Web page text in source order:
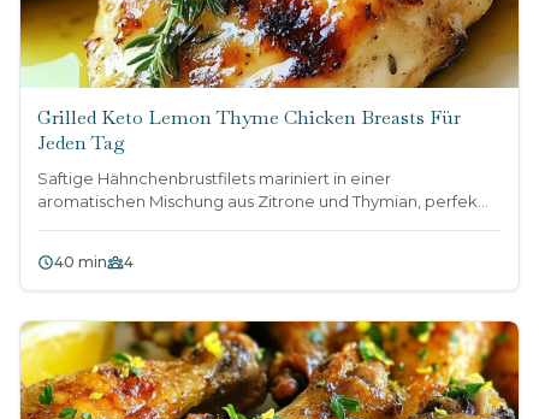
Grilled Keto Lemon Thyme Chicken Breasts Für
Jeden Tag
Saftige Hähnchenbrustfilets mariniert in einer
aromatischen Mischung aus Zitrone und Thymian, perfek...
40 min 4